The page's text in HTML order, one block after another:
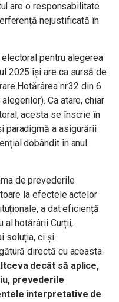
are o responsabilitate
nejustificată în
pentru alegerea
2025 își are ca sursă de
Hotărârea nr.32 din 6
Ca atare, chiar
acesta se înscrie în
paradigmă a asigurării
dobândit în anul
de prevederile
la efectele actelor
a dat eficiență
al hotărârii Curții,
soluția, ci și
directă cu aceasta.
decât să aplice,
prevederile
interpretative de